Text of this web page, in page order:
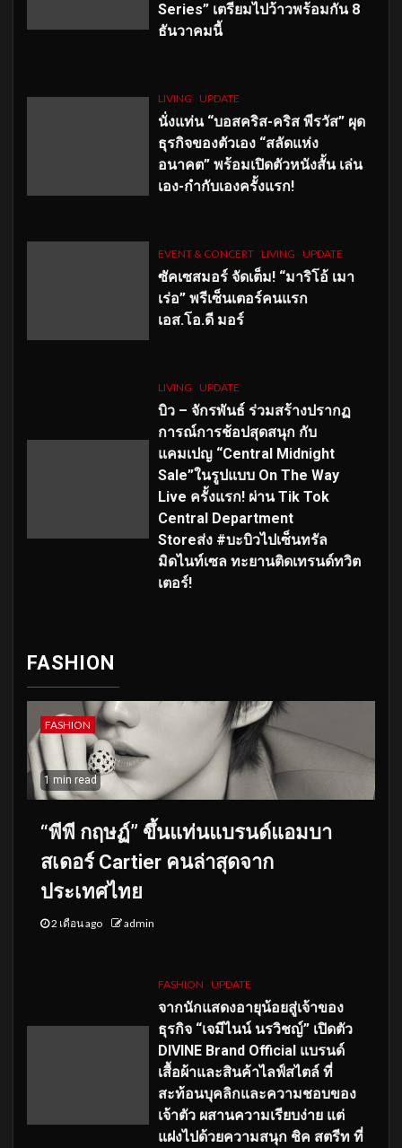
Series” เตรียมไปว้าวพร้อมกัน 8
ธันวาคมนี้
LIVING UPDATE
นั่งแท่น “บอสคริส-คริส พีรวัส” ผุด
ธุรกิจของตัวเอง “สลัดแห่ง
อนาคต” พร้อมเปิดตัวหนังสั้น เล่น
เอง-กำกับเองครั้งแรก!
EVENT & CONCERT LIVING UPDATE
ซัคเซสมอร์ จัดเต็ม! “มาริโอ้ เมา
เร่อ” พรีเซ็นเตอร์คนแรก
เอส.โอ.ดี มอร์
LIVING UPDATE
บิว – จักรพันธ์ ร่วมสร้างปรากฏ
การณ์การช้อปสุดสนุก กับ
แคมเปญ “Central Midnight
Sale”ในรูปแบบ On The Way
Live ครั้งแรก! ผ่าน Tik Tok
Central Department
Storeส่ง #บะบิวไปเซ็นทรัล
มิดไนท์เซล ทะยานติดเทรนด์ทวิต
เตอร์!
FASHION
FASHION
1 min read
“พีพี กฤษฏ์” ขึ้นแท่นแบรนด์แอมบา
สเดอร์ Cartier คนล่าสุดจาก
ประเทศไทย
2 เดือน ago admin
FASHION UPDATE
จากนักแสดงอายุน้อยสู่เจ้าของ
ธุรกิจ “เจมีไนน์ นรวิชญ์” เปิดตัว
DIVINE Brand Official แบรนด์
เสื้อผ้าและสินค้าไลฟ์สไตล์ ที่
สะท้อนบุคลิกและความชอบของ
เจ้าตัว ผสานความเรียบง่าย แต่
แฝงไปด้วยความสนุก ชิค สตรีท ที่